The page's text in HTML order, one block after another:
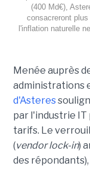
(400 Md€),
consacreront
l'inflation naturelle
Menée auprès
administrations
d'Asteres
par l'industrie IT
tarifs. Le
(vendor lock-in)
des